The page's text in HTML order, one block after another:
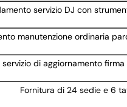
servizio DJ con
manutenzione ordinaria
di aggiornamento
Fornitura di 24 sedie e 6